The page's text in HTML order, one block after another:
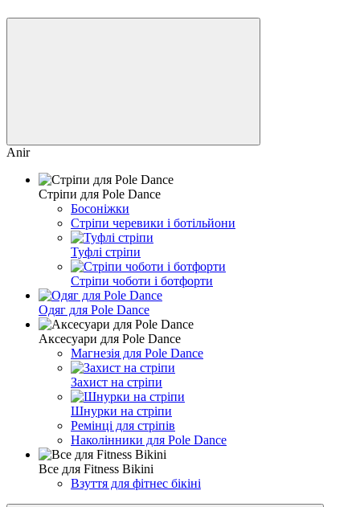
Anir
Cтріпи для Pole Dance
Босоніжки
Стріпи черевики і ботільйони
Туфлі стріпи
Стріпи чоботи і ботфорти
Одяг для Pole Dance
Аксесуари для Pole Dance
Магнезія для Pole Dance
Захист на стріпи
Шнурки на стріпи
Ремінці для стріпів
Наколінники для Pole Dance
Все для Fitness Bikini
Взуття для фітнес бікіні